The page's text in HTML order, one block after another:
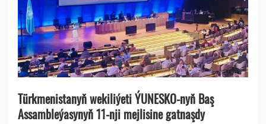
Türkmenistanyň wekiliýeti ÝUNESKO-nyň Baş
Assambleýasynyň 11-nji mejlisine gatnaşdy